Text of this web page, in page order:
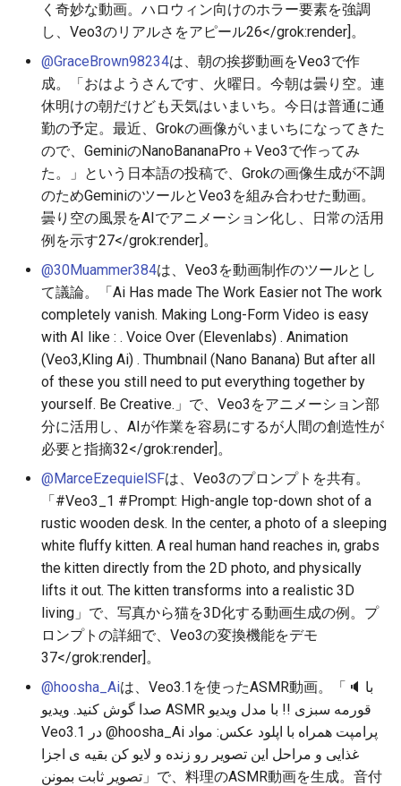
2026-06-12
2026-06-11
2026-06-10
2026-06-09
2026-06-08
2026-06-07
2026-06-06
2026-06-05
2026-06-04
2026-06-03
2026-06-01
2026-05-31
2026-05-30
2026-05-29
2026-05-27
2026-05-26
2025-11-27
2025-11-26
2025-11-25
2025-11-24
2025-11-23
2025-11-22
2025-11-21
2025-11-20
2025-11-19
2025-11-18
2025-11-16
2025-11-15
2025-11-14
2025-11-13
2025-11-11
2025-11-10
2026-06-12
2026-06-11
2026-06-10
2026-06-09
2026-06-08
2026-06-07
2026-06-06
2026-06-05
2026-06-04
2026-06-03
2026-06-01
2026-05-31
2026-05-30
2026-05-29
2026-05-27
2026-05-26
2025-11-27
2025-11-26
2025-11-25
2025-11-24
2025-11-23
2025-11-22
2025-11-21
2025-11-20
2025-11-19
2025-11-18
2025-11-16
2025-11-15
2025-11-14
2025-11-13
2025-11-11
2025-11-10
2026-06-09
2026-06-08
2026-06-07
2026-06-06
2026-06-05
2026-06-04
2026-06-03
2026-06-02
2026-06-01
2026-05-31
2026-05-29
2026-05-28
2026-05-27
2026-05-26
2026-05-24
2026-05-23
2025-11-27
2025-11-26
2025-11-25
2025-11-24
2025-11-23
2025-11-22
2025-11-21
2025-11-20
2025-11-19
2025-11-18
2025-11-16
2025-11-15
2025-11-14
2025-11-13
2025-11-11
2025-11-10
2026-06-10
2026-06-09
2026-06-07
2026-06-06
2026-06-05
2026-06-04
2026-06-03
2026-06-02
2026-05-31
2026-05-30
2026-05-29
2026-05-28
2026-05-27
2026-05-26
2026-05-25
2026-05-24
2026-05-23
2026-05-22
2026-06-12
2026-06-11
2026-06-10
2026-06-09
2026-06-08
2026-06-07
2026-06-06
2026-06-05
2026-06-04
2026-06-03
2026-06-01
2026-05-31
2026-05-30
2026-05-29
2026-05-27
2026-05-26
2026-06-06
2026-06-05
2026-06-04
2026-06-03
2026-06-02
2026-06-01
2026-05-31
2026-05-30
く奇妙な動画。ハロウィン向けのホラー要素を強調
し、Veo3のリアルさをアピール26</grok:render]。
@GraceBrown98234は、朝の挨拶動画をVeo3で作
成。「おはようさんです、火曜日。今朝は曇り空。連
休明けの朝だけども天気はいまいち。今日は普通に通
勤の予定。最近、Grokの画像がいまいちになってきた
ので、GeminiのNanoBananaPro＋Veo3で作ってみ
た。」という日本語の投稿で、Grokの画像生成が不調
のためGeminiのツールとVeo3を組み合わせた動画。
曇り空の風景をAIでアニメーション化し、日常の活用
例を示す27</grok:render]。
@30Muammer384は、Veo3を動画制作のツールとし
て議論。「Ai Has made The Work Easier not The work
completely vanish. Making Long-Form Video is easy
with AI like : . Voice Over (Elevenlabs) . Animation
(Veo3,Kling Ai) . Thumbnail (Nano Banana) But after all
of these you still need to put everything together by
yourself. Be Creative.」で、Veo3をアニメーション部
分に活用し、AIが作業を容易にするが人間の創造性が
必要と指摘32</grok:render]。
@MarceEzequielSFは、Veo3のプロンプトを共有。
「#Veo3_1 #Prompt: High-angle top-down shot of a
rustic wooden desk. In the center, a photo of a sleeping
white fluffy kitten. A real human hand reaches in, grabs
the kitten directly from the 2D photo, and physically
lifts it out. The kitten transforms into a realistic 3D
living」で、写真から猫を3D化する動画生成の例。プ
ロンプトの詳細で、Veo3の変換機能をデモ
37</grok:render]。
@hoosha_Aiは、Veo3.1を使ったASMR動画。「🔈‌ با
صدا گوش کنید. ویدیو ASMR قورمه سبزی !! با مدل ویدیو
Veo3.1 در @hoosha_Ai پرامپت همراه با اپلود عکس: مواد
غذایی و مراحل این تصویر رو زنده و لایو کن بقیه ‌ی اجزا
تصویر ثابت بمونن」で、料理のASMR動画を生成。音付